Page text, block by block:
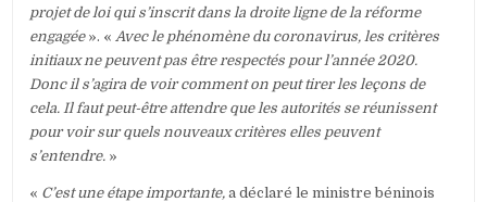
projet de loi qui s’inscrit dans la droite ligne de la réforme
engagée». «Avec le phénomène du coronavirus, les critères
initiaux ne peuvent pas être respectés pour l’année 2020.
Donc il s’agira de voir comment on peut tirer les leçons de
cela. Il faut peut-être attendre que les autorités se réunissent
pour voir sur quels nouveaux critères elles peuvent
s’entendre. »
« C’est une étape importante, a déclaré le ministre béninois